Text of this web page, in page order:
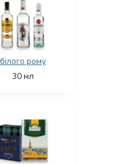
білого рому
30мл